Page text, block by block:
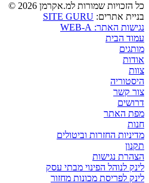
כל הזכויות שמורות למ.אקרמן 2026 ©
בניית אתרים: SITE GURU
נגישות האתר: WEB-A
עמוד הבית
מותגים
אודות
צוות
היסטוריה
צור קשר
דרושים
מפת האתר
חנות
מדיניות החזרות וביטולים
תקנון
הצהרת נגישות
לינק לנוהל הפינוי מבתי עסק
לינק לפריסת מכונות מחזור